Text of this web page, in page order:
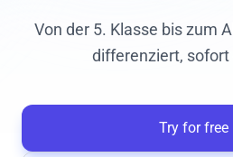
Von der 5. Klasse bis zum
differenziert, sofort
Try for free